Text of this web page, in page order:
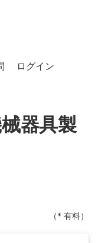
ログイン
器具製
（* 有料）